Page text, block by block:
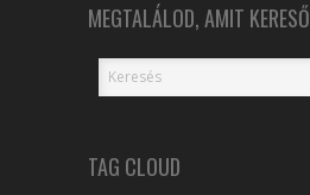
MEGTALÁLOD, AMIT KERESŐ
TAG CLOUD